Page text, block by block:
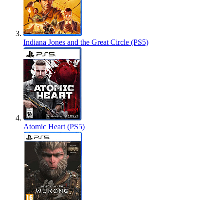
Indiana Jones and the Great Circle (PS5)
Atomic Heart (PS5)